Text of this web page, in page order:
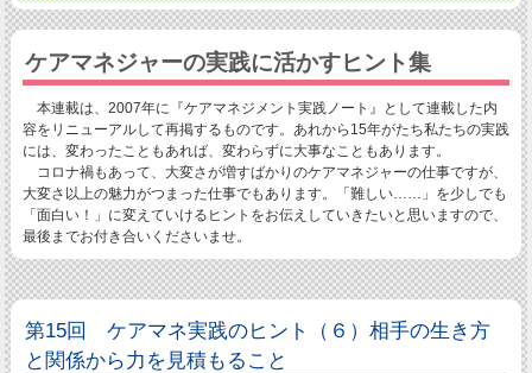
ケアマネジャーの実践に活かすヒント集
本連載は、2007年に『ケアマネジメント実践ノート』として連載した内
容をリニューアルして再掲するものです。あれから15年がたち私たちの実践
には、変わったこともあれば、変わらずに大事なこともあります。
コロナ禍もあって、大変さが増すばかりのケアマネジャーの仕事ですが、
大変さ以上の魅力がつまった仕事でもあります。「難しい……」を少しでも
「面白い！」に変えていけるヒントをお伝えしていきたいと思いますので、
最後までお付き合いくださいませ。
第15回 ケアマネ実践のヒント（６）相手の生き方
と関係から力を見積もること